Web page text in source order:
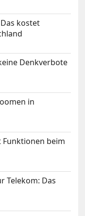
kostet
Denkverbote
in
Funktionen beim
Telekom: Das